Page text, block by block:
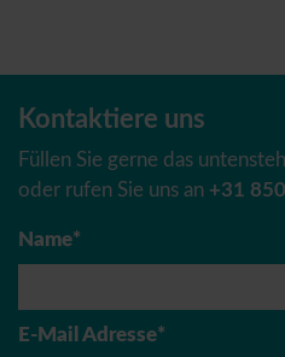
Kontaktiere uns
Füllen Sie gerne das
oder rufen Sie uns an +31
Name*
E-Mail Adresse*